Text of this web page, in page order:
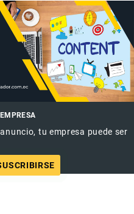
tu empresa puede ser